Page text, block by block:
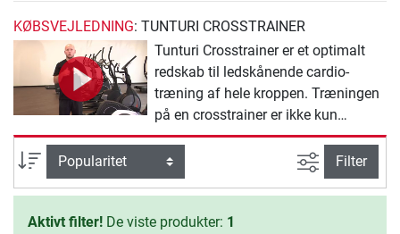
KØBSVEJLEDNING: TUNTURI CROSSTRAINER
Tunturi Crosstrainer er et optimalt
redskab til ledskånende cardio-
træning af hele kroppen. Træningen
på en crosstrainer er ikke kun
virkningsfuld, men også sjov, takket
være et sportsligt udstyr og talrige
træningsprogrammer. Med en
enestående optik er Tunturi
Crosstraineren et blikfang i ethvert
sortering Avanceret
Filter
Aktivt filter! De viste produkter: 1